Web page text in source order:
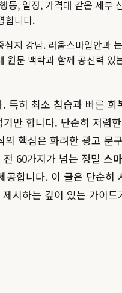
동, 일정, 가격대 같은 세부
합니다.
지 강남. 라움스마일안과
원문 맥락과 함께 공신력 있
특히 최소 침습과 빠른 회
만 합니다. 단순히 저렴
의 핵심은 화려한 광고 문
60가지가 넘는 정밀 스
합니다. 이 글은 단순히
제시하는 깊이 있는 가이드